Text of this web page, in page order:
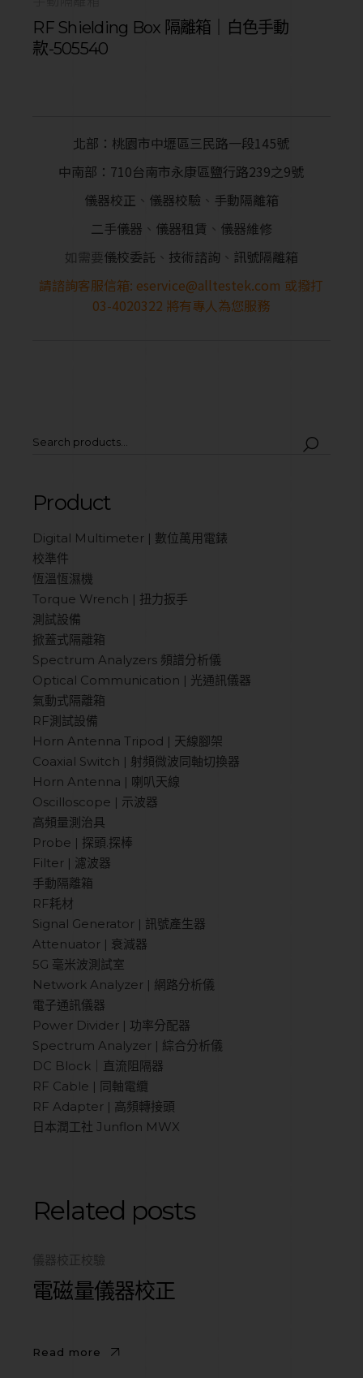
RF Shielding Box 隔離箱｜白色手動
款-505540
北部：桃園市中壢區三民路一段145號
中南部：710台南市永康區鹽行路239之9號
儀器校正 、 儀器校驗 、 手動隔離箱
二手儀器 、 儀器租賃 、 儀器維修
如需要儀校委託 、 技術諮詢 、 訊號隔離箱
請諮詢客服信箱: eservice@alltestek.com 或撥打
03-4020322 將有專人為您服務
Product
Digital Multimeter | 數位萬用電錶
校準件
恆溫恆濕機
Torque Wrench | 扭力扳手
測試設備
掀蓋式隔離箱
Spectrum Analyzers 頻譜分析儀
Optical Communication | 光通訊儀器
氣動式隔離箱
RF測試設備
Horn Antenna Tripod | 天線腳架
Coaxial Switch | 射頻微波同軸切換器
Horn Antenna | 喇叭天線
Oscilloscope | 示波器
高頻量測治具
Probe | 探頭.探棒
Filter | 濾波器
手動隔離箱
RF耗材
Signal Generator | 訊號產生器
Attenuator | 衰減器
5G 毫米波測試室
Network Analyzer | 網路分析儀
電子通訊儀器
Power Divider | 功率分配器
Spectrum Analyzer | 綜合分析儀
DC Block｜直流阻隔器
RF Cable | 同軸電纜
RF Adapter | 高頻轉接頭
日本潤工社 Junflon MWX
Related posts
儀器校正校驗
電磁量儀器校正
Read more